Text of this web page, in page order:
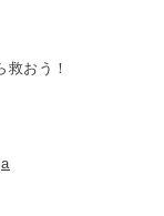
おう！